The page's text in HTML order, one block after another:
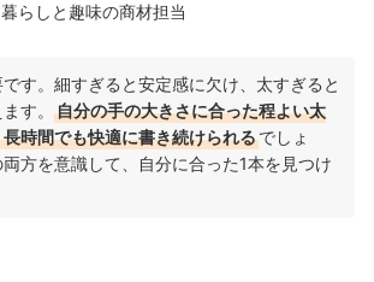
らしと趣味の商材担当
す。細すぎると安定感に欠け、太すぎると
す。
自分の手の大きさに合った程よい太
時間でも快適に書き続けられるでしょ
方を意識して、自分に合った1本を見つけ